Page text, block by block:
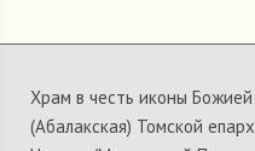
Храм в честь иконы
(Абалакская) Томской